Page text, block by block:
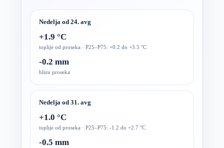
Nedelja od 24. avg
+1.9 °C
toplije od proseka · P25–P75: +0.2 do +3.5 °C
-0.2 mm
blizu proseka
Nedelja od 31. avg
+1.0 °C
toplije od proseka · P25–P75: -1.2 do +2.7 °C
-0.5 mm